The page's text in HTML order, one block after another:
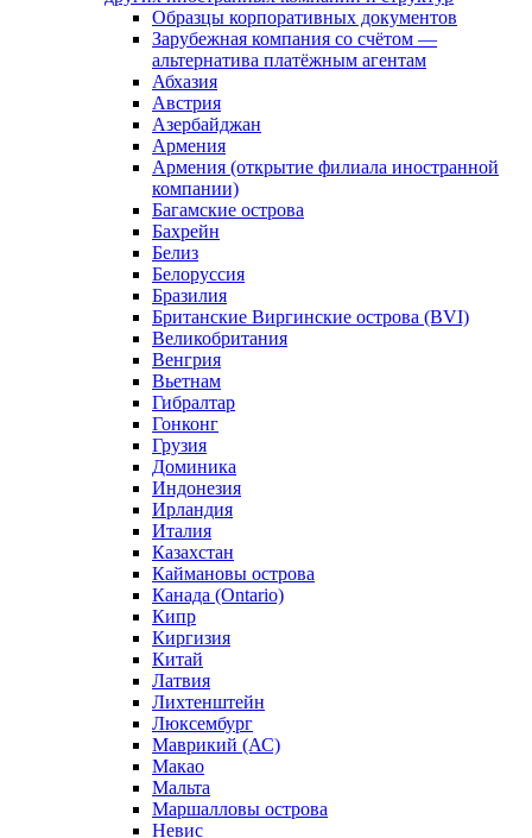
Образцы корпоративных документов
Зарубежная компания со счётом —
альтернатива платёжным агентам
Абхазия
Австрия
Азербайджан
Армения
Армения (открытие филиала иностранной
компании)
Багамские острова
Бахрейн
Белиз
Белоруссия
Бразилия
Британские Виргинские острова (BVI)
Великобритания
Венгрия
Вьетнам
Гибралтар
Гонконг
Грузия
Доминика
Индонезия
Ирландия
Италия
Казахстан
Каймановы острова
Канада (Ontario)
Кипр
Киргизия
Китай
Латвия
Лихтенштейн
Люксембург
Маврикий (АС)
Макао
Мальта
Маршалловы острова
Нeвис